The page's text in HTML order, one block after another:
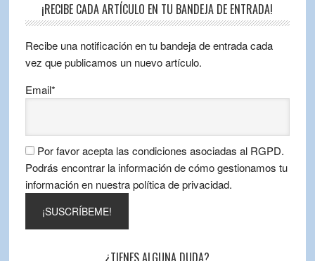
¡RECIBE CADA ARTÍCULO EN TU BANDEJA DE ENTRADA!
Recibe una notificación en tu bandeja de entrada cada
vez que publicamos un nuevo artículo.
Email*
Por favor acepta las condiciones asociadas al RGPD.
Podrás encontrar la información de cómo gestionamos tu
información en nuestra política de privacidad.